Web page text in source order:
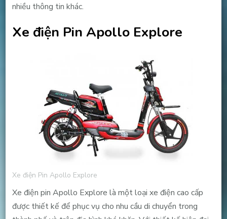
nhiều thông tin khác.
Xe điện Pin Apollo Explore
Xe điện Pin Apollo Explore
Xe điện pin Apollo Explore là một loại xe điện cao cấp
được thiết kế để phục vụ cho nhu cầu di chuyển trong